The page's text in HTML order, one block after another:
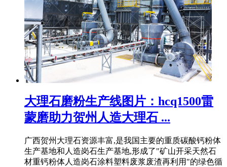
大理石磨粉生产线图片：hcq1500雷
蒙磨助力贺州人造大理石 ...
广西贺州大理石资源丰富,是我国主要的重质碳酸钙粉体
生产基地和人造岗石生产基地,形成了"矿山开采天然石
材重钙粉体人造岗石涂料塑料废浆废渣再利用"的绿色循